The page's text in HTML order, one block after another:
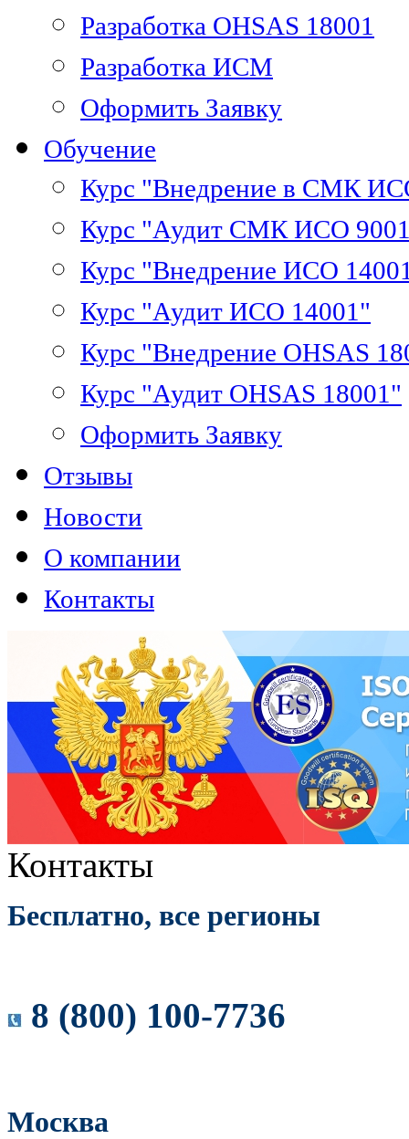
Разработка OHSAS 18001
Разработка ИСМ
Оформить Заявку
Обучение
Курс "Внедрение в СМК
Курс "Аудит СМК ИСО
Курс "Внедрение ИСО
Курс "Аудит ИСО 14001"
Курс "Внедрение OHSAS
Курс "Аудит OHSAS 18001"
Оформить Заявку
Отзывы
Новости
О компании
Контакты
Контакты
Бесплатно, все регионы
8 (800) 100-7736
Москва